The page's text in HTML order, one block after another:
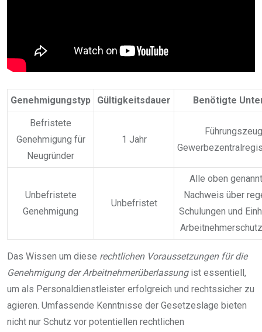
Genehmigungstyp Gültigkeitsdauer Benötigte
Befristete
Genehmigung für
Neugründer
1 Jahr
Unbefristete
Genehmigung
Unbefristet
Alle oben
Nachweis über
Schulungen und
Das Wissen um diese rechtlichen Voraussetzungen für die
Genehmigung der Arbeitnehmerüberlassungist essentiell,
um als Personaldienstleister erfolgreich und rechtssicher zu
agieren. Umfassende Kenntnisse der Gesetzeslage bieten
nicht nur Schutz vor potentiellen rechtlichen